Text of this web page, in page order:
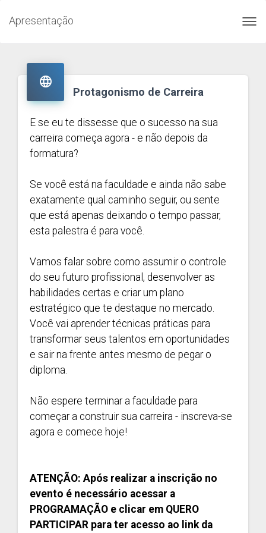
Apresentação

Protagonismo de Carreira
E se eu te dissesse que o sucesso na sua
carreira começa agora - e não depois da
formatura?
Se você está na faculdade e ainda não sabe
exatamente qual caminho seguir, ou sente
que está apenas deixando o tempo passar,
esta palestra é para você.
Vamos falar sobre como assumir o controle
do seu futuro profissional, desenvolver as
habilidades certas e criar um plano
estratégico que te destaque no mercado.
Você vai aprender técnicas práticas para
transformar seus talentos em oportunidades
e sair na frente antes mesmo de pegar o
diploma.
Não espere terminar a faculdade para
começar a construir sua carreira - inscreva-se
agora e comece hoje!
ATENÇÃO: Após realizar a inscrição no
evento é necessário acessar a
PROGRAMAÇÃO e clicar em QUERO
PARTICIPAR para ter acesso ao link da